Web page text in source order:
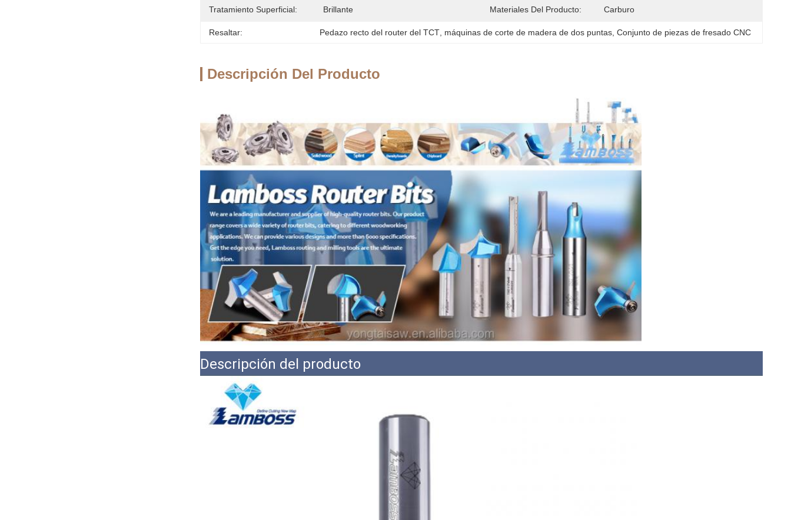
Tratamiento Superficial: Brillante Materiales Del Producto: Carburo
Resaltar: Pedazo recto del router del TCT máquinas de corte de madera de dos puntas , Conjunto de piezas de fresado CNC
Descripción Del Producto
Descripción del producto